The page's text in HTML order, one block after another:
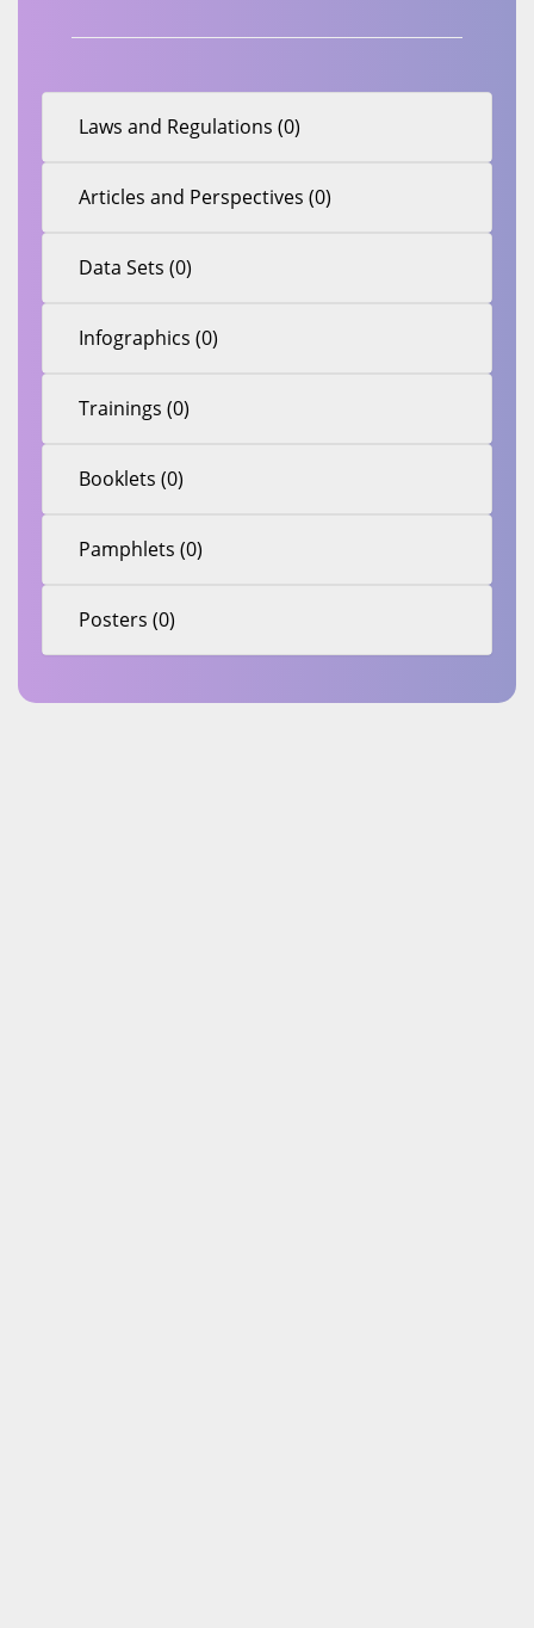
Laws and Regulations (0)
Articles and Perspectives (0)
Data Sets (0)
Infographics (0)
Trainings (0)
Booklets (0)
Pamphlets (0)
Posters (0)